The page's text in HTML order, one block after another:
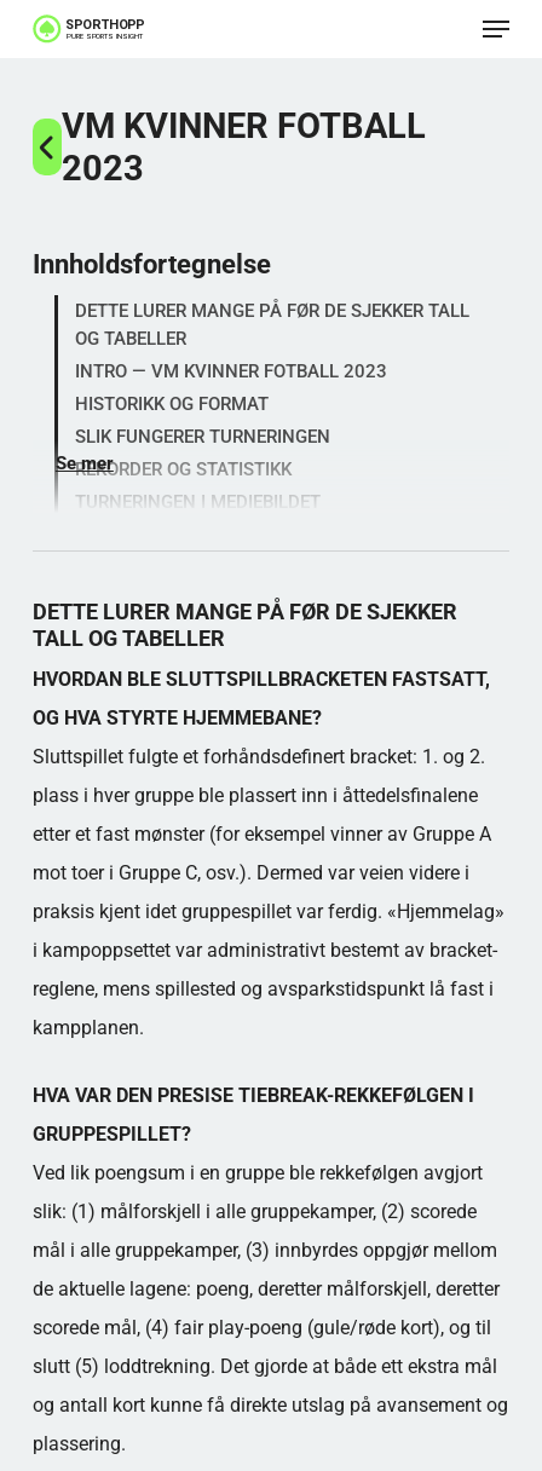
Meny
VM KVINNER FOTBALL
2023
DETTE LURER MANGE PÅ FØR DE SJEKKER
TALL OG TABELLER
HVORDAN BLE SLUTTSPILLBRACKETEN FASTSATT,
OG HVA STYRTE HJEMMEBANE?
Sluttspillet fulgte et forhåndsdefinert bracket: 1. og 2.
plass i hver gruppe ble plassert inn i åttedelsfinalene
etter et fast mønster (for eksempel vinner av Gruppe A
mot toer i Gruppe C, osv.). Dermed var veien videre i
praksis kjent idet gruppespillet var ferdig. «Hjemmelag»
i kampoppsettet var administrativt bestemt av bracket-
reglene, mens spillested og avsparkstidspunkt lå fast i
kampplanen.
HVA VAR DEN PRESISE TIEBREAK-REKKEFØLGEN I
GRUPPESPILLET?
Ved lik poengsum i en gruppe ble rekkefølgen avgjort
slik: (1) målforskjell i alle gruppekamper, (2) scorede
mål i alle gruppekamper, (3) innbyrdes oppgjør mellom
de aktuelle lagene: poeng, deretter målforskjell, deretter
scorede mål, (4) fair play-poeng (gule/røde kort), og til
slutt (5) loddtrekning. Det gjorde at både ett ekstra mål
og antall kort kunne få direkte utslag på avansement og
plassering.
Innholdsfortegnelse
DETTE LURER MANGE PÅ FØR DE SJEKKER TALL
OG TABELLER
INTRO — VM KVINNER FOTBALL 2023
HISTORIKK OG FORMAT
SLIK FUNGERER TURNERINGEN
REKORDER OG STATISTIKK
TURNERINGEN I MEDIEBILDET
Se mer